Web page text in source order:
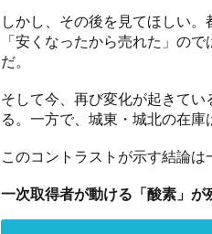
しかし、その後を見てほしい
「安くなったから売れた」ので
だ。
そして今、再び変化が起きて
る。一方で、城東・城北の在庫
このコントラストが示す結論は
一次取得者が動ける「酸素」